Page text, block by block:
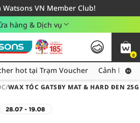
Watsons VN Member Club!
hàng cho đơn hàng từ 249,000Đ
- Áp dụng khu vực TP. Hồ Chí Minh
hàng & Dịch vụ
0
Thu thập thêm voucher hot tại Trạm Voucher
hot tại Trạm Voucher Cảnh báo
/WAX TÓC GATSBY MAT & HARD ĐEN 25G